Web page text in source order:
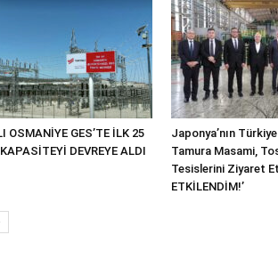
OSMANİYE GES’TE İLK 25
DEVREYE ALDI
Japonya’nın
Tamura Masami,
Tesislerini Ziyaret
ETKİLENDİM!’